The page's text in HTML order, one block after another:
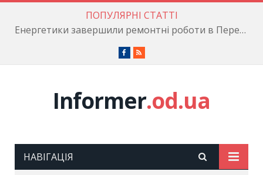
ПОПУЛЯРНІ СТАТТІ
Енергетики завершили ремонтні роботи в Пересипському районі
Facebook
RSS
Informer.od.ua
НАВІГАЦІЯ